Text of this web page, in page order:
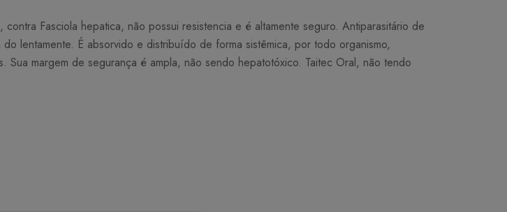
Fasciola hepatica, não possui resistencia e é altamente seguro. Antiparasitário de
lentamente. É absorvido e distribuído de forma sistêmica, por todo organismo,
margem de segurança é ampla, não sendo hepatotóxico. Taitec Oral, não tendo